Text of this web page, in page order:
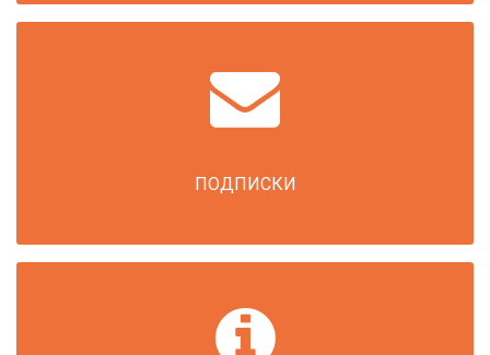
ПОДПИСКИ